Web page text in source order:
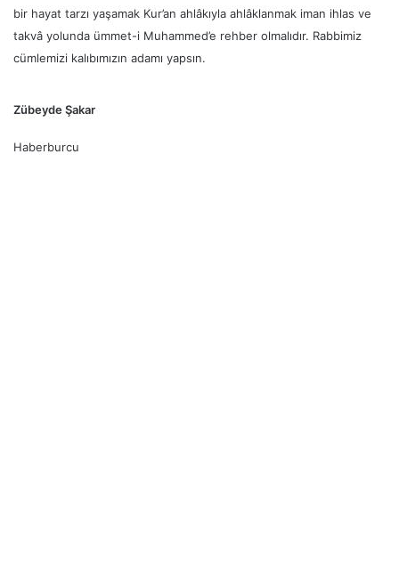
bir hayat tarzı yaşamak Kur’an ahlâkıyla ahlâklanmak iman ihlas ve
takvâ yolunda ümmet-i Muhammed’e rehber olmalıdır. Rabbimiz
cümlemizi kalıbımızın adamı yapsın.
Zübeyde Şakar
Haberburcu